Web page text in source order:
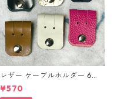
レザー ケーブルホルダー 6個
セット
¥570